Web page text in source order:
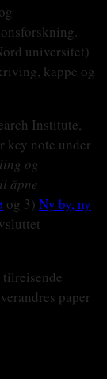
universitet)
kappe og
Institute,
key note under
og
åpne
og 3) Ny by, ny
paper